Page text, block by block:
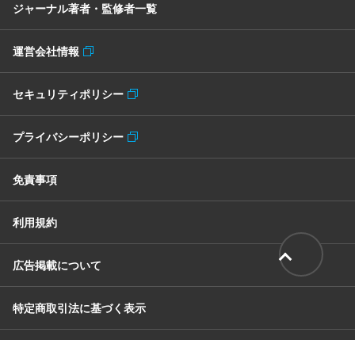
ジャーナル著者・監修者一覧
運営会社情報
セキュリティポリシー
プライバシーポリシー
免責事項
利用規約
広告掲載について
特定商取引法に基づく表示